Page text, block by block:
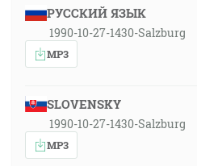
РУССКИЙ ЯЗЫК
1990-10-27-1430-Salzburg
MP3
SLOVENSKY
1990-10-27-1430-Salzburg
MP3